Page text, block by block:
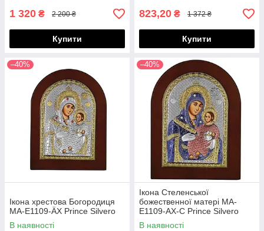
1 320 ₴ 2 200 ₴
Купити
823,20 ₴ 1 372 ₴
Купити
–40%
Ікона хрестова Богородиця
MA-E1109-ÄX Prince Silvero
В наявності
–40%
Ікона Стеленської
божественної матері MA-
E1109-AX-C Prince Silvero
В наявності